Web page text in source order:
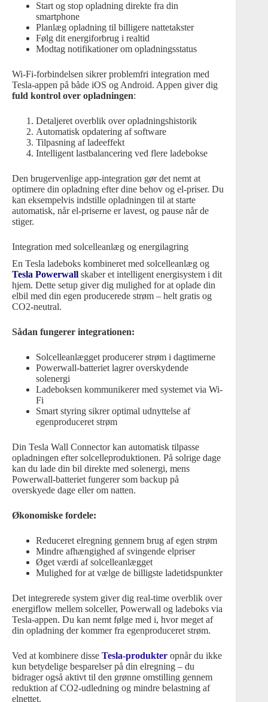
Start og stop opladning direkte fra din
smartphone
Planlæg opladning til billigere nattetakster
Følg dit energiforbrug i realtid
Modtag notifikationer om opladningsstatus
Wi-Fi-forbindelsen sikrer problemfri integration med
Tesla-appen på både iOS og Android. Appen giver dig
fuld kontrol over opladningen:
Detaljeret overblik over opladningshistorik
Automatisk opdatering af software
Tilpasning af ladeeffekt
Intelligent lastbalancering ved flere ladebokse
Den brugervenlige app-integration gør det nemt at
optimere din opladning efter dine behov og el-priser. Du
kan eksempelvis indstille opladningen til at starte
automatisk, når el-priserne er lavest, og pause når de
stiger.
Integration med solcelleanlæg og energilagring
En Tesla ladeboks kombineret med solcelleanlæg og
Tesla Powerwall skaber et intelligent energisystem i dit
hjem. Dette setup giver dig mulighed for at oplade din
elbil med din egen producerede strøm – helt gratis og
CO2-neutral.
Sådan fungerer integrationen:
Solcelleanlægget producerer strøm i dagtimerne
Powerwall-batteriet lagrer overskydende
solenergi
Ladeboksen kommunikerer med systemet via Wi-
Fi
Smart styring sikrer optimal udnyttelse af
egenproduceret strøm
Din Tesla Wall Connector kan automatisk tilpasse
opladningen efter solcelleproduktionen. På solrige dage
kan du lade din bil direkte med solenergi, mens
Powerwall-batteriet fungerer som backup på
overskyede dage eller om natten.
Økonomiske fordele:
Reduceret elregning gennem brug af egen strøm
Mindre afhængighed af svingende elpriser
Øget værdi af solcelleanlægget
Mulighed for at vælge de billigste ladetidspunkter
Det integrerede system giver dig real-time overblik over
energiflow mellem solceller, Powerwall og ladeboks via
Tesla-appen. Du kan nemt følge med i, hvor meget af
din opladning der kommer fra egenproduceret strøm.
Ved at kombinere disse Tesla-produkter opnår du ikke
kun betydelige besparelser på din elregning – du
bidrager også aktivt til den grønne omstilling gennem
reduktion af CO2-udledning og mindre belastning af
elnettet.